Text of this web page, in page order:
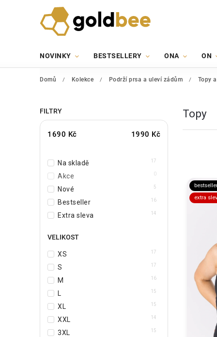
NOVINKY BESTSELLERY ONA ON
Domů / Kolekce / Podrží prsa a uleví zádům / Topy
FILTRY
1690 Kč 1990 Kč
Na skladě 17
Akce 0
Nové 5
Bestseller 16
Extra sleva 14
VELIKOST
XS 17
S 17
M 16
L 15
XL 15
XXL 14
3XL 15
Topy
extra